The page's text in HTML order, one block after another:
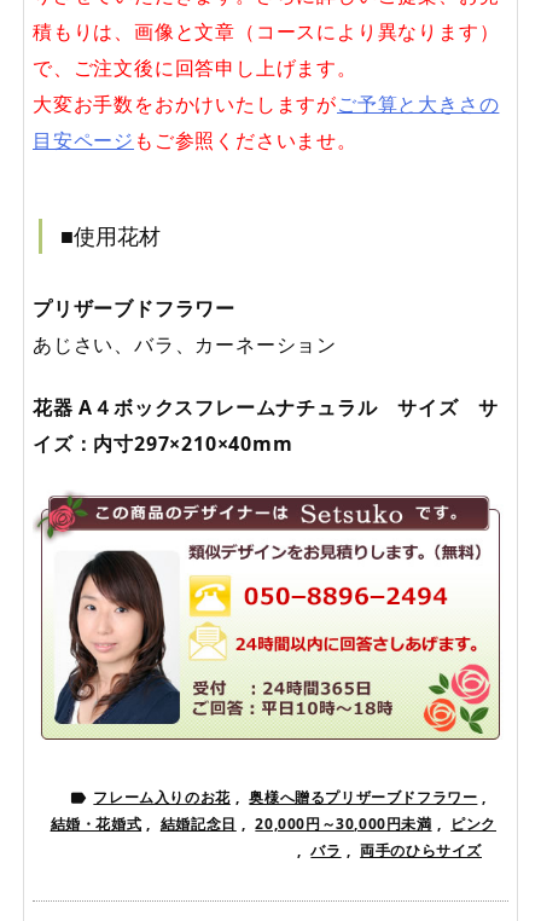
積もりは、画像と文章（コースにより異なります）
で、ご注文後に回答申し上げます。
大変お手数をおかけいたしますがご予算と大きさの
目安ページ もご参照くださいませ。
■使用花材
プリザーブドフラワー
あじさい、バラ、カーネーション
花器 A４ボックスフレームナチュラル サイズ サ
イズ：内寸297×210×40mm
 フレーム入りのお花 , 奥様へ贈るプリザーブドフラワー ,
結婚・花婚式 , 結婚記念日 , 20,000円～30,000円未満 , ピンク
, バラ , 両手のひらサイズ